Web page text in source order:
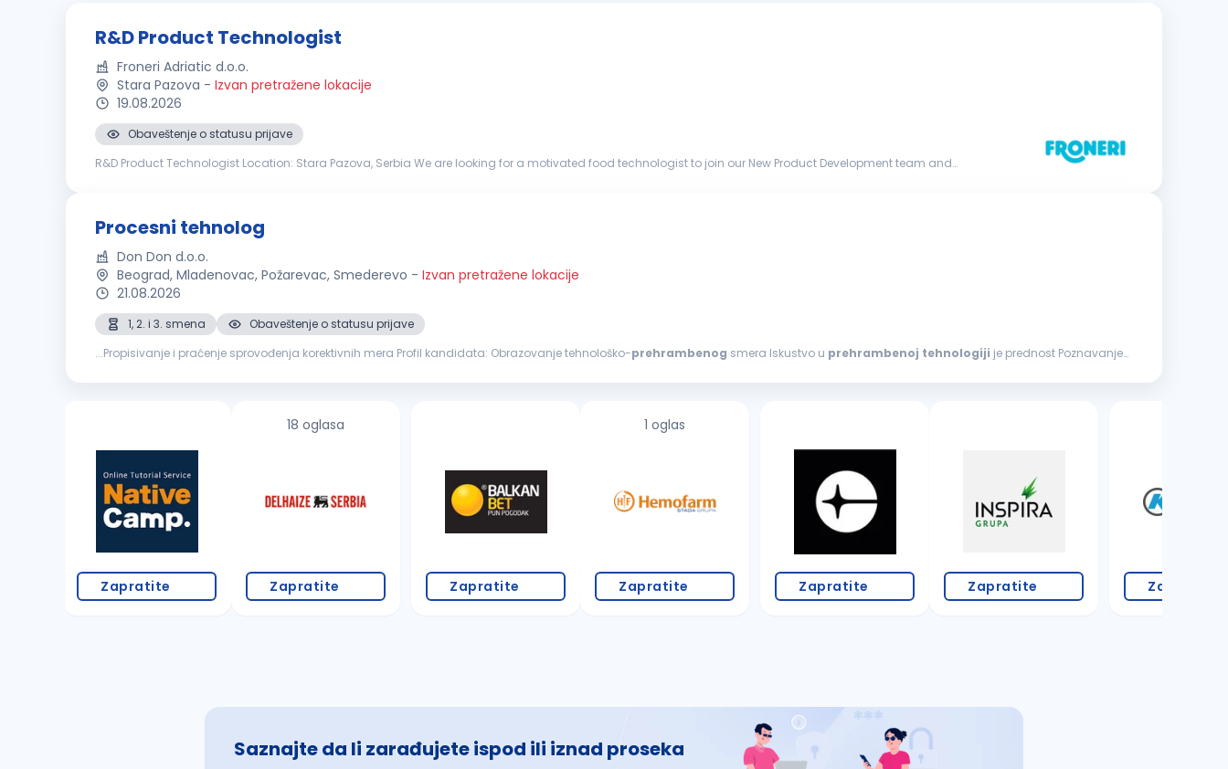
R&D Product Technologist
Froneri Adriatic d.o.o.
Stara Pazova - Izvan pretražene lokacije
19.08.2026
Obaveštenje o statusu prijave
R&D Product Technologist Location: Stara Pazova, Serbia We are looking for a motivated food technologist to join our New Product Development team and
Procesni tehnolog
Don Don d.o.o.
Beograd, Mladenovac, Požarevac, Smederevo - Izvan pretražene lokacije
21.08.2026
1, 2. i 3. smena
Obaveštenje o statusu prijave
...Propisivanje i praćenje sprovođenja korektivnih mera Profil kandidata: Obrazovanje tehnološko-prehrambenog smera Iskustvo u prehrambenoj tehnologiji je prednost Poznavanje
Zapratite
18 oglasa
Zapratite Zapratite
1 oglas
Zapratite Zapratite Zapratite Zapratite
Saznajte da li zarađujete ispod ili iznad proseka